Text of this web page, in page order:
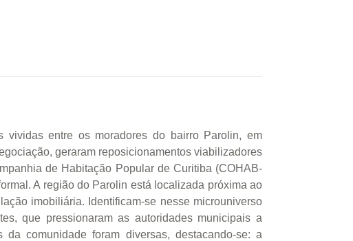
vividas entre os moradores do bairro Parolin, em
geraram reposicionamentos viabilizadores
de Habitação Popular de Curitiba (COHAB-
A região do Parolin está localizada próxima ao
imobiliária. Identificam-se nesse microuniverso
que pressionaram as autoridades municipais a
comunidade foram diversas, destacando-se: a